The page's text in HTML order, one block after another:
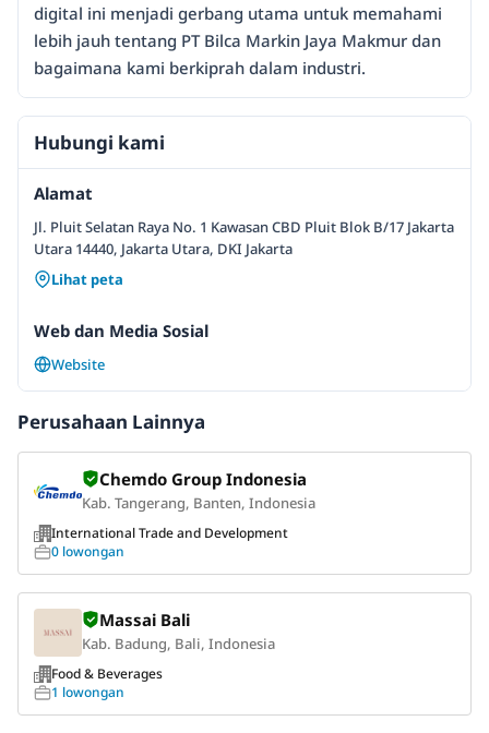
digital ini menjadi gerbang utama untuk memahami
lebih jauh tentang PT Bilca Markin Jaya Makmur dan
bagaimana kami berkiprah dalam industri.
Hubungi kami
Alamat
Jl. Pluit Selatan Raya No. 1 Kawasan CBD Pluit Blok B/17 Jakarta
Utara 14440, Jakarta Utara, DKI Jakarta
Lihat peta
Web dan Media Sosial
Website
Perusahaan Lainnya
Chemdo Group Indonesia
Kab. Tangerang, Banten, Indonesia
International Trade and Development
0 lowongan
Massai Bali
Kab. Badung, Bali, Indonesia
Food & Beverages
1 lowongan